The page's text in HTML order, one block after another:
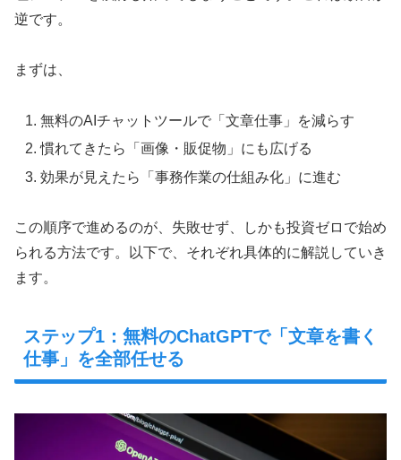
逆です。
まずは、
無料のAIチャットツールで「文章仕事」を減らす
慣れてきたら「画像・販促物」にも広げる
効果が見えたら「事務作業の仕組み化」に進む
この順序で進めるのが、失敗せず、しかも投資ゼロで始め
られる方法です。以下で、それぞれ具体的に解説していき
ます。
ステップ1：無料のChatGPTで「文章を書く
仕事」を全部任せる